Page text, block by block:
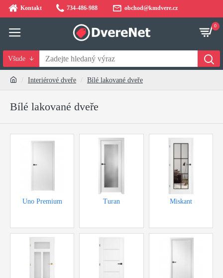
Kontakt 734-486-988 obchod@kmdvere.cz
0
Všude
Interiérové dveře Bílé lakované dveře
Bílé lakované dveře
Uno Premium Turan Miskant